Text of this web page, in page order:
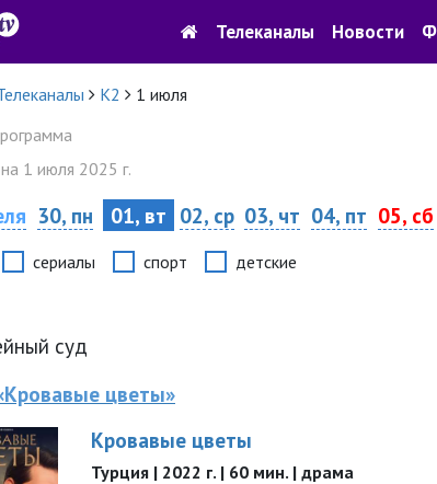
Телеканалы Новости
К2
1 июля
на 1 июля 2025 г.
30, пн 01, вт 02, ср 03, чт 04, пт 05, сб
сериалы спорт детские
суд
цветы»
Кровавые цветы
Турция | 2022 г. | 60 мин. | драма